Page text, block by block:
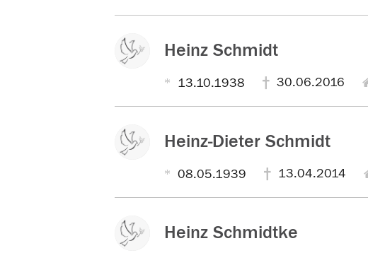
Heinz Schmidt
13.10.1938 30.06.2016
Heinz-Dieter Schmidt
08.05.1939 13.04.2014
Heinz Schmidtke